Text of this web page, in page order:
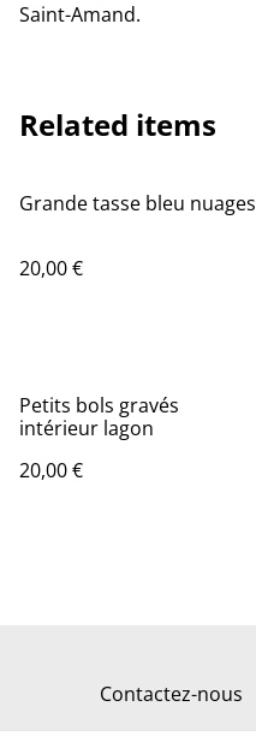
Saint-Amand.
Related items
Grande tasse bleu nuages
20,00 €
Petits bols gravés
intérieur lagon
20,00 €
Contactez-nous
Retourner sur